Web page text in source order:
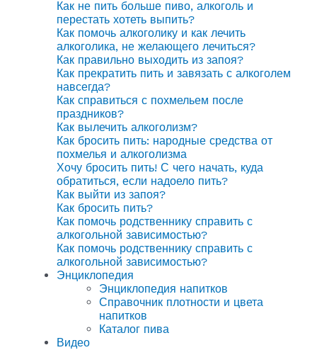
Как не пить больше пиво, алкоголь и
перестать хотеть выпить?
Как помочь алкоголику и как лечить
алкоголика, не желающего лечиться?
Как правильно выходить из запоя?
Как прекратить пить и завязать с алкоголем
навсегда?
Как справиться с похмельем после
праздников?
Как вылечить алкоголизм?
Как бросить пить: народные средства от
похмелья и алкоголизма
Хочу бросить пить! С чего начать, куда
обратиться, если надоело пить?
Как выйти из запоя?
Как бросить пить?
Как помочь родственнику справить с
алкогольной зависимостью?
Как помочь родственнику справить с
алкогольной зависимостью?
Энциклопедия
Энциклопедия напитков
Справочник плотности и цвета
напитков
Каталог пива
Видео